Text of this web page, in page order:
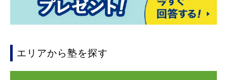
エリアから塾を探す